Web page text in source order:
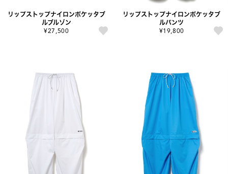
リップストップナイロンポケッタブ
ルブルゾン
¥27,500
リップストップナイロンポケッタブ
ルパンツ
¥19,800